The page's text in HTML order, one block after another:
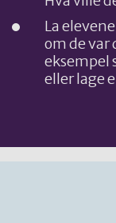
La
om de var
eksempel
eller lage